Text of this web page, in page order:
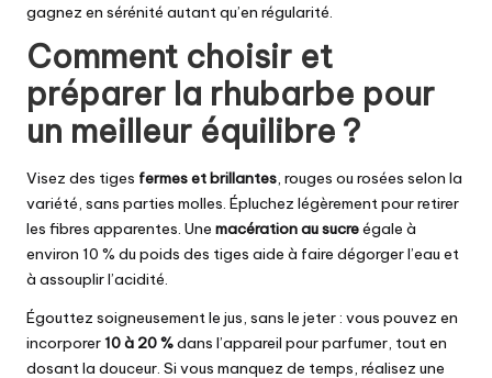
gagnez en sérénité autant qu’en régularité.
Comment choisir et
préparer la rhubarbe pour
un meilleur équilibre ?
Visez des tiges fermes et brillantes, rouges ou rosées selon la
variété, sans parties molles. Épluchez légèrement pour retirer
les fibres apparentes. Une macération au sucreégale à
environ 10 % du poids des tiges aide à faire dégorger l’eau et
à assouplir l’acidité.
Égouttez soigneusement le jus, sans le jeter : vous pouvez en
incorporer10 à 20 %dans l’appareil pour parfumer, tout en
dosant la douceur. Si vous manquez de temps, réalisez une